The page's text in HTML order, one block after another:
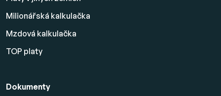
Milionářská kalkulačka
Mzdová kalkulačka
TOP platy
Dokumenty